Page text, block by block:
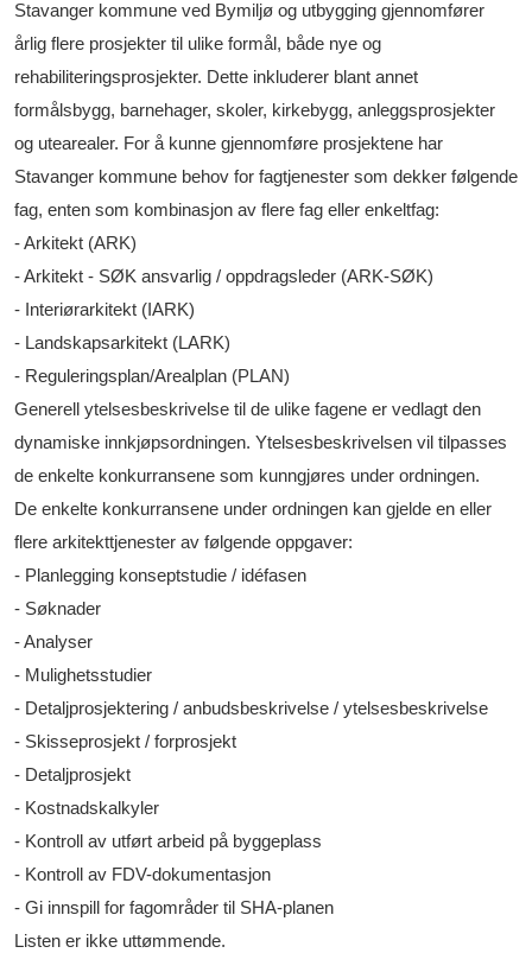
Stavanger kommune ved Bymiljø og utbygging gjennomfører
årlig flere prosjekter til ulike formål, både nye og
rehabiliteringsprosjekter. Dette inkluderer blant annet
formålsbygg, barnehager, skoler, kirkebygg, anleggsprosjekter
og utearealer. For å kunne gjennomføre prosjektene har
Stavanger kommune behov for fagtjenester som dekker følgende
fag, enten som kombinasjon av flere fag eller enkeltfag:
- Arkitekt (ARK)
- Arkitekt - SØK ansvarlig / oppdragsleder (ARK-SØK)
- Interiørarkitekt (IARK)
- Landskapsarkitekt (LARK)
- Reguleringsplan/Arealplan (PLAN)
Generell ytelsesbeskrivelse til de ulike fagene er vedlagt den
dynamiske innkjøpsordningen. Ytelsesbeskrivelsen vil tilpasses
de enkelte konkurransene som kunngjøres under ordningen.
De enkelte konkurransene under ordningen kan gjelde en eller
flere arkitekttjenester av følgende oppgaver:
- Planlegging konseptstudie / idéfasen
- Søknader
- Analyser
- Mulighetsstudier
- Detaljprosjektering / anbudsbeskrivelse / ytelsesbeskrivelse
- Skisseprosjekt / forprosjekt
- Detaljprosjekt
- Kostnadskalkyler
- Kontroll av utført arbeid på byggeplass
- Kontroll av FDV-dokumentasjon
- Gi innspill for fagområder til SHA-planen
Listen er ikke uttømmende.